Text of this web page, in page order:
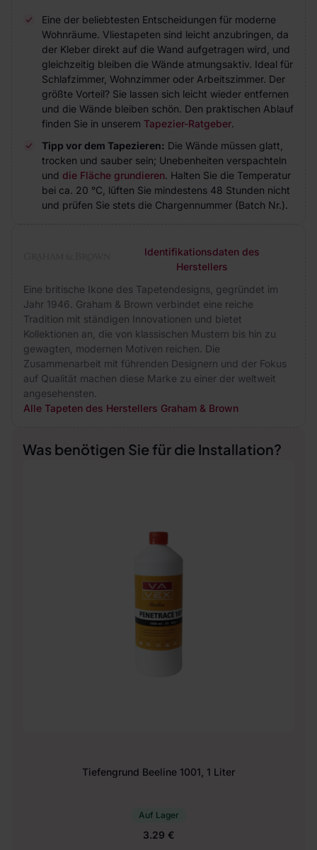
Eine der beliebtesten Entscheidungen für moderne
Wohnräume. Vliestapeten sind leicht anzubringen, da
der Kleber direkt auf die Wand aufgetragen wird, und
gleichzeitig bleiben die Wände atmungsaktiv. Ideal für
Schlafzimmer, Wohnzimmer oder Arbeitszimmer. Der
größte Vorteil? Sie lassen sich leicht wieder entfernen
und die Wände bleiben schön. Den praktischen Ablauf
finden Sie in unserem Tapezier-Ratgeber.
Tipp vor dem Tapezieren: Die Wände müssen glatt,
trocken und sauber sein; Unebenheiten verspachteln
und die Fläche grundieren. Halten Sie die Temperatur
bei ca. 20 °C, lüften Sie mindestens 48 Stunden nicht
und prüfen Sie stets die Chargennummer (Batch Nr.).
Identifikationsdaten des
Herstellers
Eine britische Ikone des Tapetendesigns, gegründet im
Jahr 1946. Graham & Brown verbindet eine reiche
Tradition mit ständigen Innovationen und bietet
Kollektionen an, die von klassischen Mustern bis hin zu
gewagten, modernen Motiven reichen. Die
Zusammenarbeit mit führenden Designern und der Fokus
auf Qualität machen diese Marke zu einer der weltweit
angesehensten.
Alle Tapeten des Herstellers Graham & Brown
Was benötigen Sie für die Installation?
Tiefengrund Beeline 1001, 1 Liter
Auf Lager
3.29 €